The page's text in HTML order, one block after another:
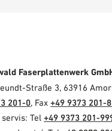
Faserplattenwerk
Straße 3, 63916
201-0, Fax+49 9373 201-
servis: Tel+49 9373 201-